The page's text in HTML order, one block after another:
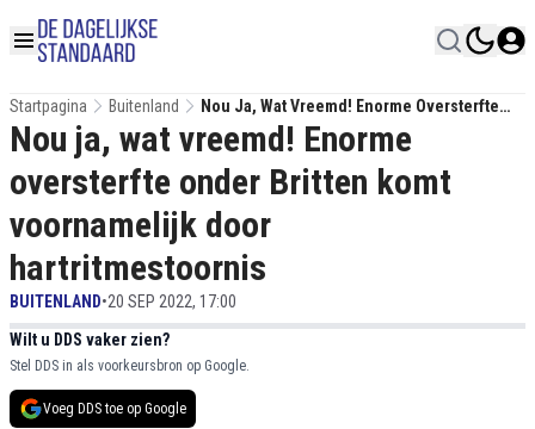
Startpagina Buitenland
Nou Ja, Wat Vreemd! Enorme Oversterfte
Onder Britten Komt Voornamelijk Door
Hartritmestoornis
Nou ja, wat vreemd! Enorme
oversterfte onder Britten komt
voornamelijk door
hartritmestoornis
BUITENLAND•20 SEP 2022, 17:00
Wilt u DDS vaker zien?
Stel DDS in als voorkeursbron op Google.
Voeg DDS toe op Google